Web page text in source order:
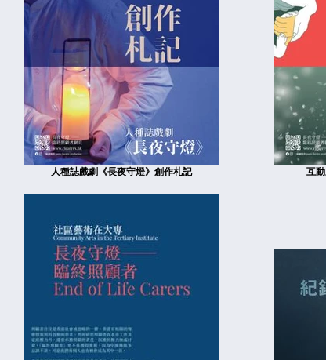
人種誌戲劇《長夜守燈》創作札記 互